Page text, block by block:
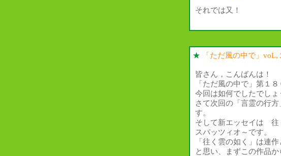
それでは又！
★ 「ただ風の中で」
皆さん，こんばんは！
「ただ風の中で」第１
今回は如何でしたでしょ
さて次回の「言霊の行
す。
そして新エッセイは 往
スパッツィオ～です。
「往く雲の如く」は連
と思い、まずこの作品か